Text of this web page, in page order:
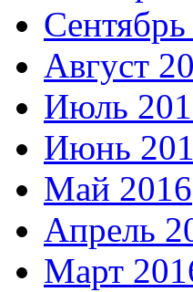
Август
Июль
Июнь
Май 2016
Апрель
Март